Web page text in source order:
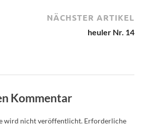
NÄCHSTER ARTIKEL
heuler Nr. 14
Kommentar
wird nicht veröffentlicht. Erforderliche